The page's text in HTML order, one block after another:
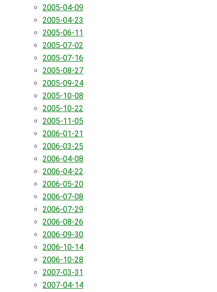
2005-04-09
2005-04-23
2005-06-11
2005-07-02
2005-07-16
2005-08-27
2005-09-24
2005-10-08
2005-10-22
2005-11-05
2006-01-21
2006-03-25
2006-04-08
2006-04-22
2006-05-20
2006-07-08
2006-07-29
2006-08-26
2006-09-30
2006-10-14
2006-10-28
2007-03-31
2007-04-14